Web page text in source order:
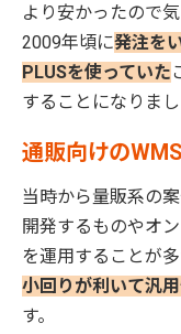
より安かったので
2009年頃に発注を
PLUSを使っていた
することになりまし
通販向けの
当時から量販系の
開発するものやオ
を運用することが
小回りが利いて汎
す。